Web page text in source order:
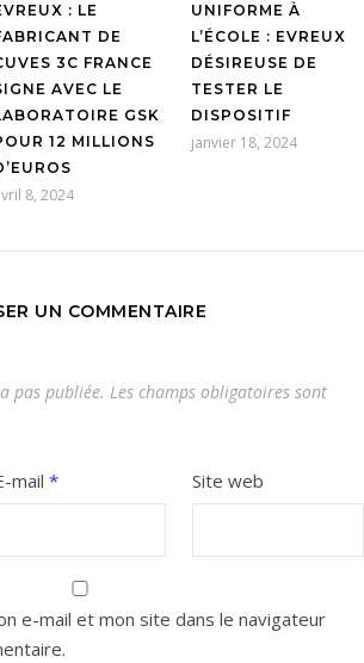
: LE
DE
3C FRANCE
AVEC LE
GSK
12 MILLIONS
8, 2024
UNIFORME À
L’ÉCOLE : EVREUX
DÉSIREUSE DE
TESTER LE
DISPOSITIF
janvier 18, 2024
UN COMMENTAIRE
pas publiée. Les champs obligatoires sont
mail * Site web
e-mail et mon site dans le navigateur